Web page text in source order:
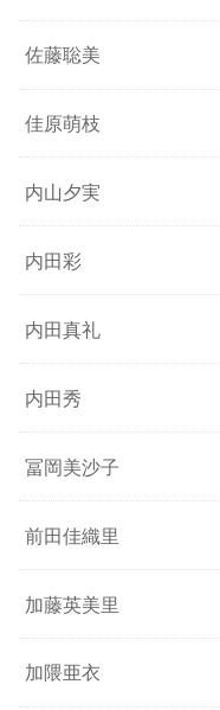
佐藤聡美
佳原萌枝
内山夕実
内田彩
内田真礼
内田秀
冨岡美沙子
前田佳織里
加藤英美里
加隈亜衣